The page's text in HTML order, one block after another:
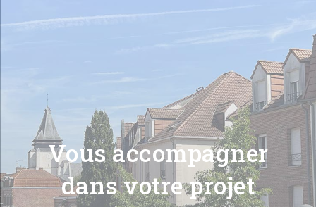
Vous accompagner
dans votre projet